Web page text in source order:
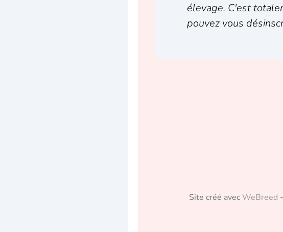
élevage. C'est
pouvez vous
Site créé avec WeBreed